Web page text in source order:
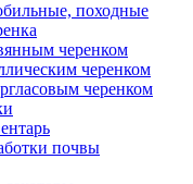
походные
черенком
черенком
черенком
почвы